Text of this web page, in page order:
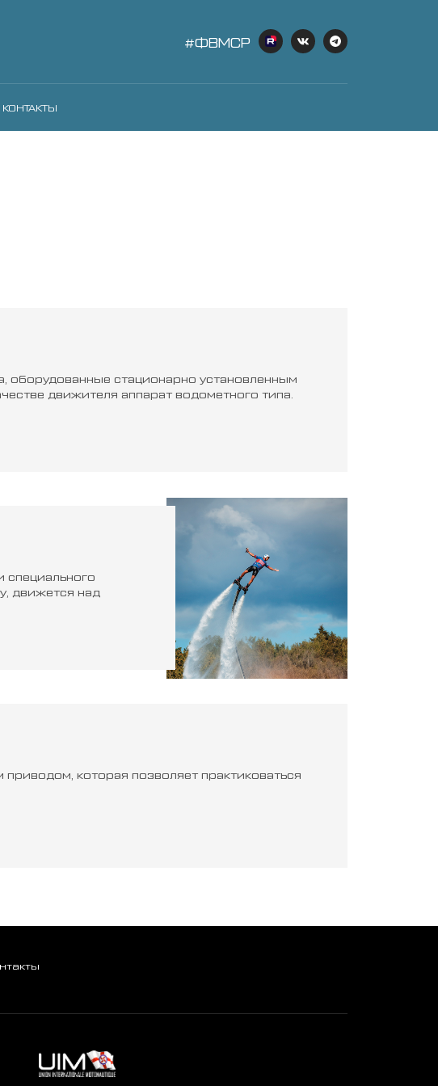
#ФВМСР
КОНТАКТЫ
оборудованные стационарно установленным
движителя аппарат водометного типа.
движется над
которая позволяет практиковаться